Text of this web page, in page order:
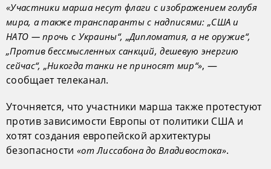
«Участники марша несут флаги с изображением голубя
мира, а также транспаранты с надписями: „США и
НАТО — прочь с Украины“, „Дипломатия, а не оружие“,
„Против бессмысленных санкций, дешевую энергию
сейчас“, „Никогда танки не приносят мир“», —
сообщает телеканал.
Уточняется, что участники марша также протестуют
против зависимости Европы от политики США и
хотят создания европейской архитектуры
безопасности «от Лиссабона до Владивостока».